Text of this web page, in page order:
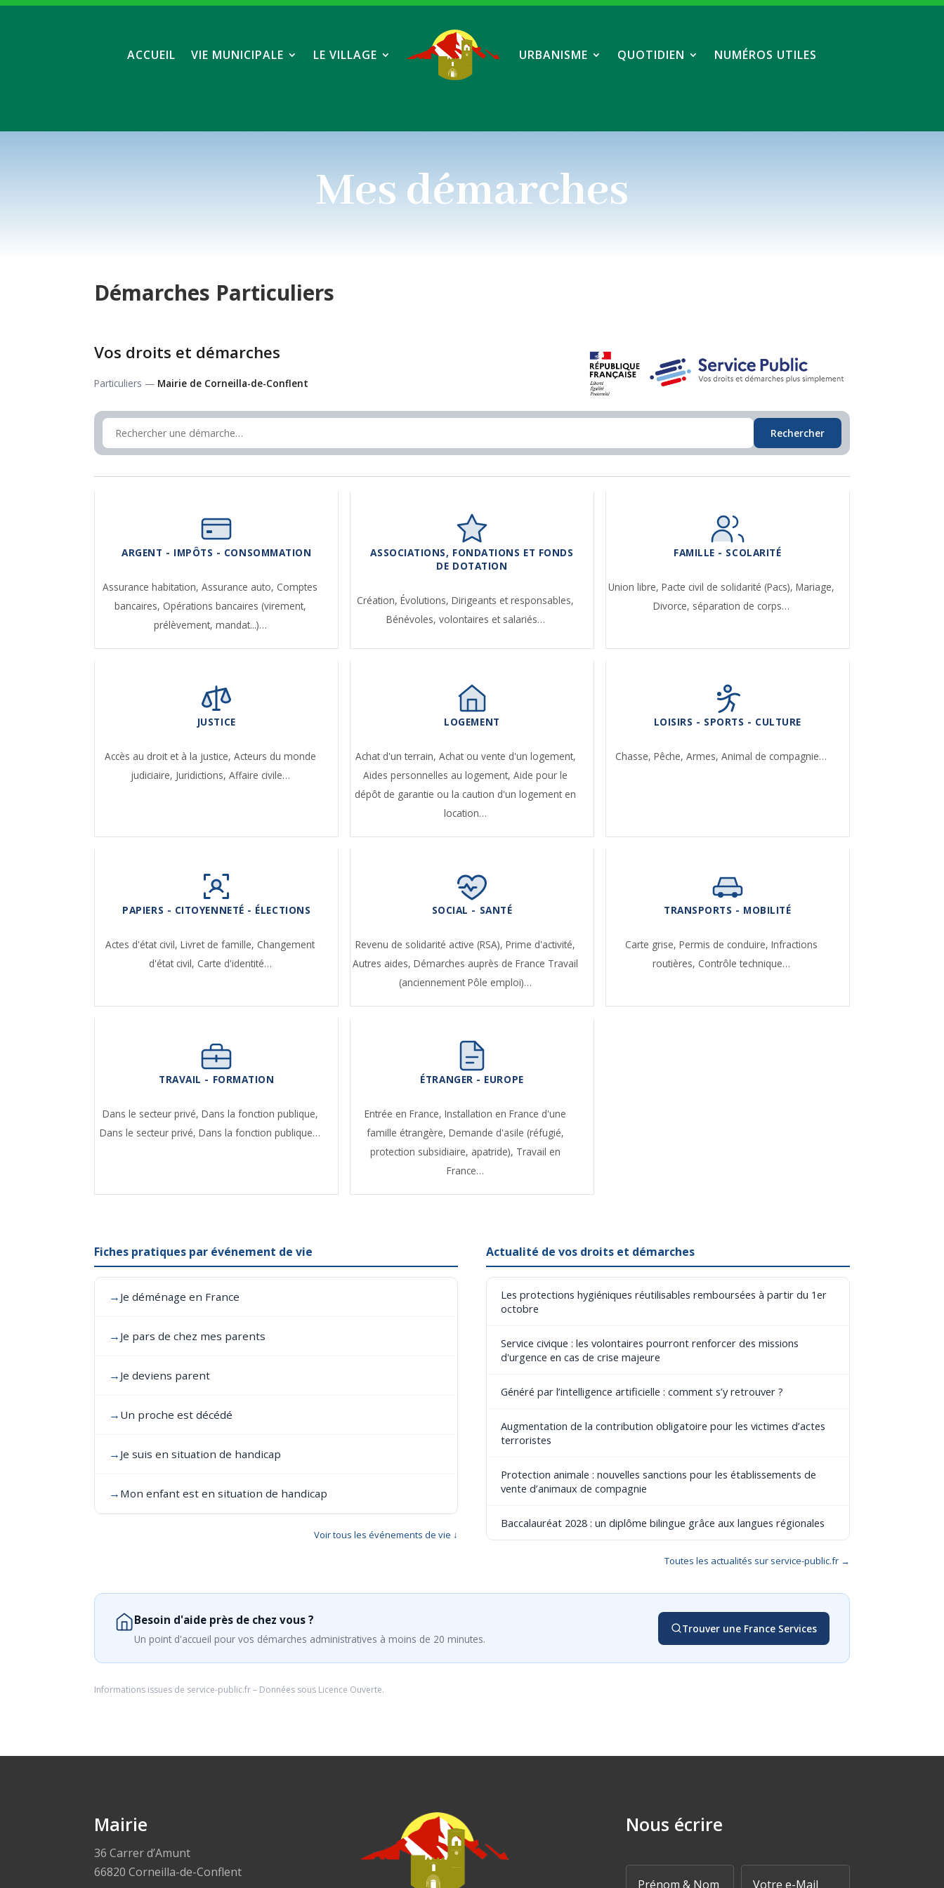
ACCUEIL VIE MUNICIPALE LE VILLAGE URBANISME QUOTIDIEN NUMÉROS UTILES
Mes démarches
Démarches Particuliers
Vos droits et démarches
Particuliers — Mairie de Corneilla-de-Conflent
Rechercher
ARGENT - IMPÔTS - CONSOMMATION
Assurance habitation,Assurance auto, Comptes
bancaires, Opérations bancaires (virement,
prélèvement, mandat...)…
ASSOCIATIONS, FONDATIONS ET FONDS
DE DOTATION
Création,Évolutions,Dirigeants et responsables,
Bénévoles, volontaires et salariés…
FAMILLE - SCOLARITÉ
Union libre, Pacte civil de solidarité (Pacs), Mariage,
Divorce, séparation de corps…
JUSTICE
Accès au droit et à la justice, Acteurs du monde
judiciaire, Juridictions, Affaire civile…
LOGEMENT
Achat d'un terrain, Achat ou vente d'un logement,
Aides personnelles au logement,Aide pour le
dépôt de garantie ou la caution d'un logement en
location…
LOISIRS - SPORTS - CULTURE
Chasse,Pêche,Armes,Animal de compagnie…
PAPIERS - CITOYENNETÉ - ÉLECTIONS
Actes d'état civil,Livret de famille, Changement
d'état civil, Carte d'identité…
SOCIAL - SANTÉ
Revenu de solidarité active (RSA),Prime d'activité,
Autres aides,Démarches auprès de France Travail
(anciennement Pôle emploi)…
TRANSPORTS - MOBILITÉ
Carte grise, Permis de conduire, Infractions
routières, Contrôle technique…
TRAVAIL - FORMATION
Dans le secteur privé, Dans la fonction publique,
Dans le secteur privé,Dans la fonction publique…
ÉTRANGER - EUROPE
Entrée en France,Installation en France d'une
famille étrangère,Demande d'asile (réfugié,
protection subsidiaire, apatride), Travail en
France…
Fiches pratiques par événement de vie
→ Je déménage en France
→ Je pars de chez mes parents
→ Je deviens parent
→ Un proche est décédé
→ Je suis en situation de handicap
→ Mon enfant est en situation de handicap
Voir tous les événements de vie ↓
Actualité de vos droits et démarches
Les protections hygiéniques réutilisables remboursées à partir du 1er
octobre
Service civique : les volontaires pourront renforcer des missions
d'urgence en cas de crise majeure
Généré par l’intelligence artificielle : comment s’y retrouver ?
Augmentation de la contribution obligatoire pour les victimes d’actes
terroristes
Protection animale : nouvelles sanctions pour les établissements de
vente d’animaux de compagnie
Baccalauréat 2028 : un diplôme bilingue grâce aux langues régionales
Toutes les actualités sur service-public.fr →
Besoin d'aide près de chez vous ?
Un point d'accueil pour vos démarches administratives à moins de 20 minutes.
Trouver une France Services
Informations issues de service-public.fr– Données sous Licence Ouverte.
Mairie
36 Carrer d’Amunt
66820 Corneilla-de-Conflent
Nous écrire